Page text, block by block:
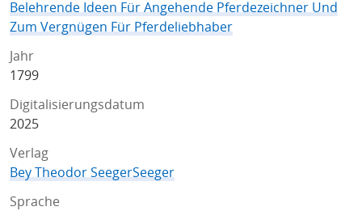
Belehrende Ideen Für Angehende Pferdezeichner Und
Zum Vergnügen Für Pferdeliebhaber
Jahr
1799
Digitalisierungsdatum
2025
Verlag
Bey Theodor SeegerSeeger
Sprache